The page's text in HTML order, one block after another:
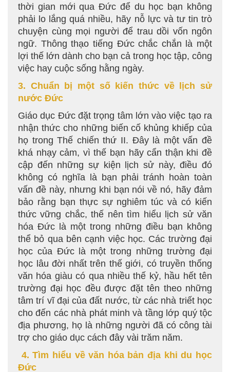
thời gian mới qua Đức để du học bạn không
phải lo lắng quá nhiều, hãy nỗ lực và tư tin trò
chuyện cùng mọi người để trau dồi vốn ngôn
ngữ. Thông thạo tiếng Đức chắc chắn là một
lợi thế lớn dành cho bạn cả trong học tập, công
việc hay cuộc sống hằng ngày.
3. Chuẩn bị một số kiến thức về lịch sử
nước Đức
Giáo dục Đức đặt trọng tâm lớn vào việc tạo ra
nhận thức cho những biến cố khủng khiếp của
họ trong Thế chiến thứ II. Đây là một vấn đề
khá nhạy cảm, vì thế bạn hãy cẩn thận khi đề
cập đến những sự kiện lịch sử này, điều đó
không có nghĩa là bạn phải tránh hoàn toàn
vấn đề này, nhưng khi bạn nói về nó, hãy đảm
bảo rằng bạn thực sự nghiêm túc và có kiến
thức vững chắc, thế nên tìm hiểu lịch sử văn
hóa Đức là một trong những điều bạn không
thể bỏ qua bên cạnh việc học. Các trường đại
học của Đức là một trong những trường đại
học lâu đời nhất trên thế giới, có truyền thống
văn hóa giàu có qua nhiều thế kỷ, hầu hết tên
trường đại học đều được đặt tên theo những
tâm trí vĩ đại của đất nước, từ các nhà triết học
cho đến các nhà phát minh và tầng lớp quý tộc
địa phương, họ là những người đã có công tài
trợ cho giáo dục cách đây vài trăm năm.
4. Tìm hiểu về văn hóa bản địa khi du học
Đức